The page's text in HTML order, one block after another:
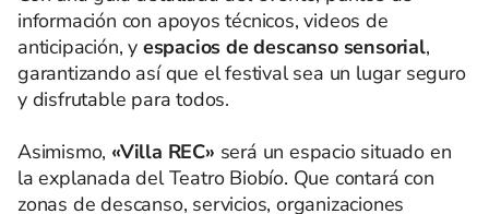
información con apoyos técnicos, videos de
anticipación, y espacios de descanso sensorial,
garantizando así que el festival sea un lugar seguro
y disfrutable para todos.
Asimismo, «Villa REC» será un espacio situado en
la explanada del Teatro Biobío. Que contará con
zonas de descanso, servicios, organizaciones